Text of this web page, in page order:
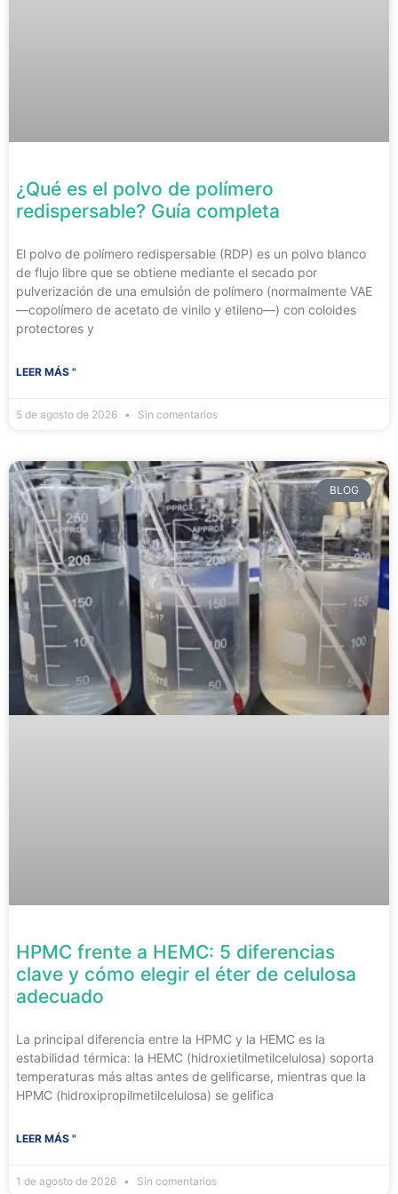
¿Qué es el polvo de polímero
redispersable? Guía completa
El polvo de polímero redispersable (RDP) es un polvo blanco
de flujo libre que se obtiene mediante el secado por
pulverización de una emulsión de polímero (normalmente VAE
—copolímero de acetato de vinilo y etileno—) con coloides
protectores y
LEER MÁS "
5 de agosto de 2026 Sin comentarios
BLOG
HPMC frente a HEMC: 5 diferencias
clave y cómo elegir el éter de celulosa
adecuado
La principal diferencia entre la HPMC y la HEMC es la
estabilidad térmica: la HEMC (hidroxietilmetilcelulosa) soporta
temperaturas más altas antes de gelificarse, mientras que la
HPMC (hidroxipropilmetilcelulosa) se gelifica
LEER MÁS "
1 de agosto de 2026 Sin comentarios